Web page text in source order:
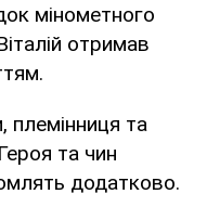
мінометного
отримав
племінниця та
та чин
додатково.